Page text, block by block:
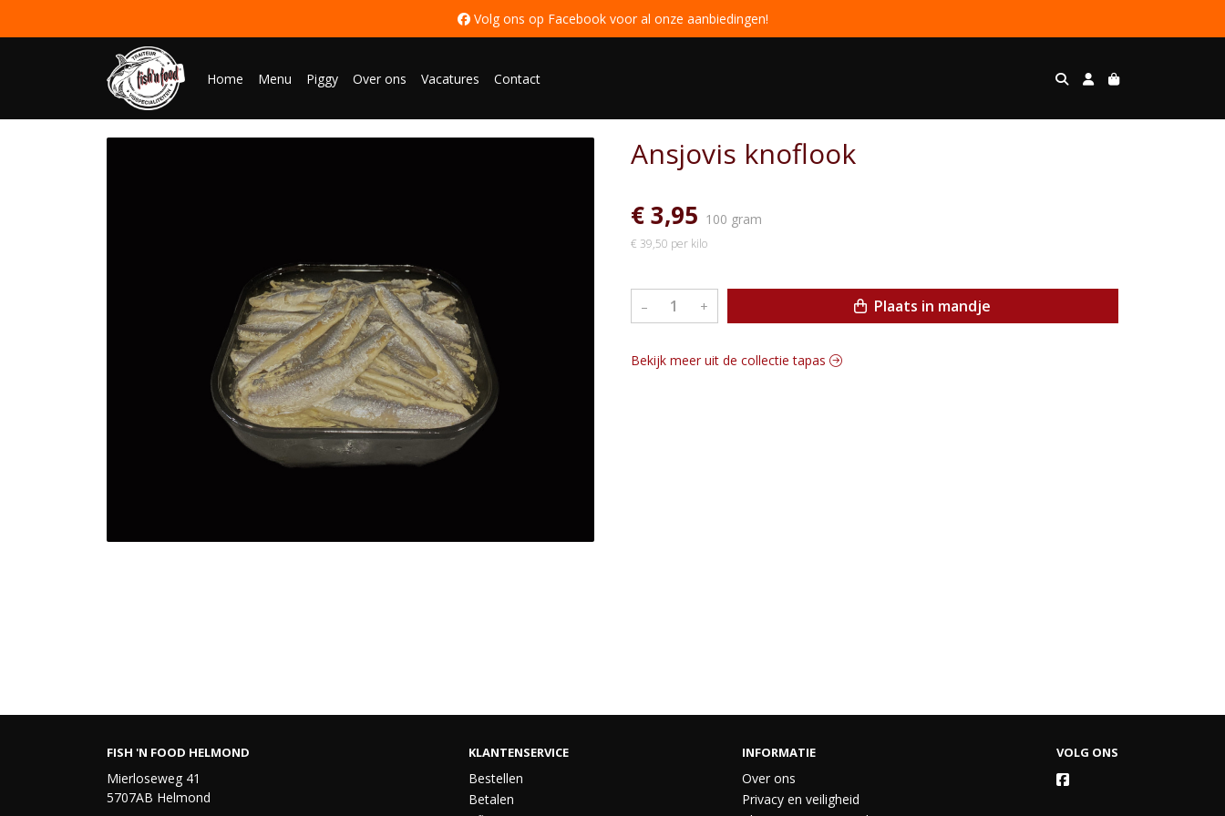
 Volg ons op Facebook voor al onze aanbiedingen!
Home Menu Piggy Over ons Vacatures Contact
Ansjovis knoflook
€ 3,95 100 gram
€ 39,50 per kilo
– + Plaats in mandje
Bekijk meer uit de collectie tapas
FISH 'N FOOD HELMOND
Mierloseweg 41
5707AB Helmond
KLANTENSERVICE
Bestellen
Betalen
INFORMATIE
Over ons
Privacy en veiligheid
VOLG ONS